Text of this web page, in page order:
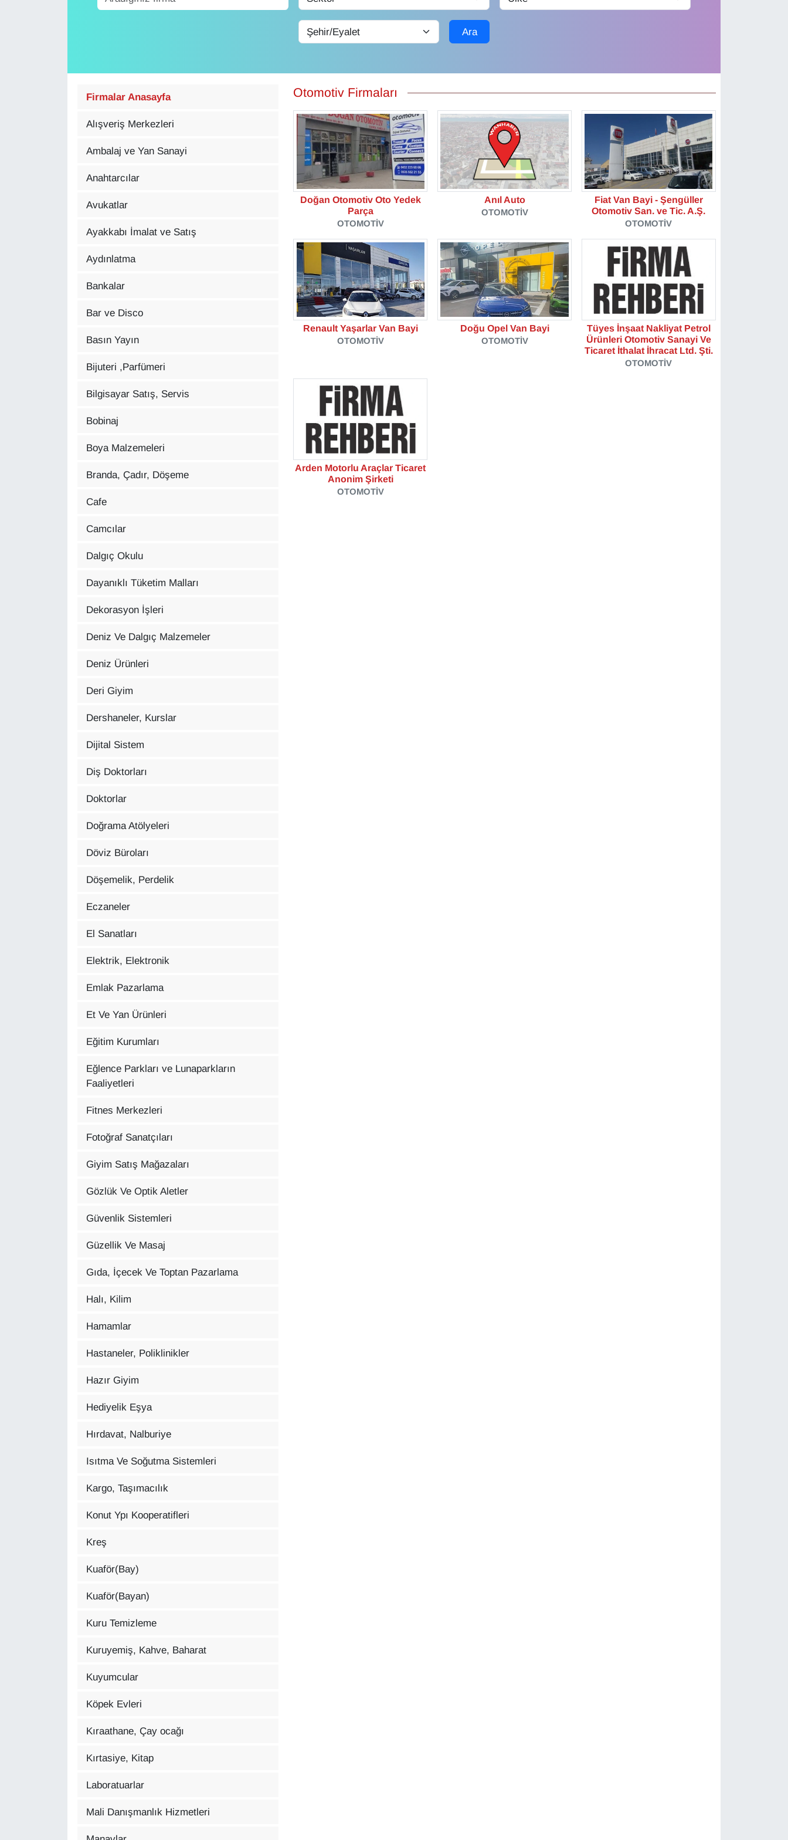
Ara
Firmalar Anasayfa
Alışveriş Merkezleri
Ambalaj ve Yan Sanayi
Anahtarcılar
Avukatlar
Ayakkabı İmalat ve Satış
Aydınlatma
Bankalar
Bar ve Disco
Basın Yayın
Bijuteri ,Parfümeri
Bilgisayar Satış, Servis
Bobinaj
Boya Malzemeleri
Branda, Çadır, Döşeme
Cafe
Camcılar
Dalgıç Okulu
Dayanıklı Tüketim Malları
Dekorasyon İşleri
Deniz Ve Dalgıç Malzemeler
Deniz Ürünleri
Deri Giyim
Dershaneler, Kurslar
Dijital Sistem
Diş Doktorları
Doktorlar
Doğrama Atölyeleri
Döviz Büroları
Döşemelik, Perdelik
Eczaneler
El Sanatları
Elektrik, Elektronik
Emlak Pazarlama
Et Ve Yan Ürünleri
Eğitim Kurumları
Eğlence Parkları ve Lunaparkların
Faaliyetleri
Fitnes Merkezleri
Fotoğraf Sanatçıları
Giyim Satış Mağazaları
Gözlük Ve Optik Aletler
Güvenlik Sistemleri
Güzellik Ve Masaj
Gıda, İçecek Ve Toptan Pazarlama
Halı, Kilim
Hamamlar
Hastaneler, Poliklinikler
Hazır Giyim
Hediyelik Eşya
Hırdavat, Nalburiye
Isıtma Ve Soğutma Sistemleri
Kargo, Taşımacılık
Konut Ypı Kooperatifleri
Kreş
Kuaför(Bay)
Kuaför(Bayan)
Kuru Temizleme
Kuruyemiş, Kahve, Baharat
Kuyumcular
Köpek Evleri
Kıraathane, Çay ocağı
Kırtasiye, Kitap
Laboratuarlar
Mali Danışmanlık Hizmetleri
Otomotiv Firmaları
Doğan Otomotiv Oto Yedek
Parça
OTOMOTIV
Anıl Auto
OTOMOTIV
Fiat Van Bayi - Şengüller
Otomotiv San. ve Tic. A.Ş.
OTOMOTIV
Renault Yaşarlar Van Bayi
OTOMOTIV
Doğu Opel Van Bayi
OTOMOTIV
Tüyes İnşaat Nakliyat Petrol
Ürünleri Otomotiv Sanayi Ve
Ticaret İthalat İhracat Ltd. Şti.
OTOMOTIV
Arden Motorlu Araçlar Ticaret
Anonim Şirketi
OTOMOTIV
En çok konuşulanlar
Kim Kimdir?
Kültür & Sanat
Sinema - TV